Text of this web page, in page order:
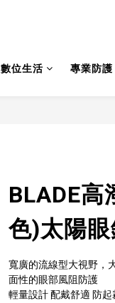
數位生活 專業防護
BLADE
色)太陽
寬廣的流線型大視野，
面性的眼部風阻防護
輕量設計 配戴舒適 防